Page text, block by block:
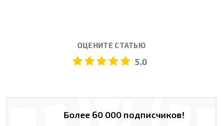
ОЦЕНИТЕ СТАТЬЮ
5.0
Более 60 000 подписчиков!